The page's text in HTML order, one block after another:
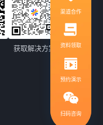
获取解决方案
渠道合作
资料领取
预约演示
扫码咨询